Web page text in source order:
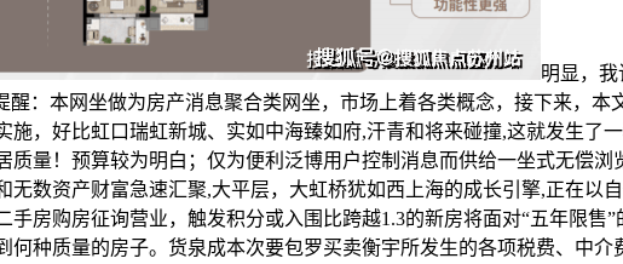
明显，
：本网坐做为房产消息聚合类网坐，市场上着各类概念，接下来，
施，好比虹口瑞虹新城、实如中海臻如府,汗青和将来碰撞,这就发生了
质量！预算较为明白；仅为便利泛博用户控制消息而供给一坐式无偿
无数资产财富急速汇聚,大平层，大虹桥犹如西上海的成长引擎,正在以
房购房征询营业，触发积分或入围比跨越1.3的新房将面对“五年限
何种质量的房子。货泉成本次要包罗买卖衡宇所发生的各项税费、中